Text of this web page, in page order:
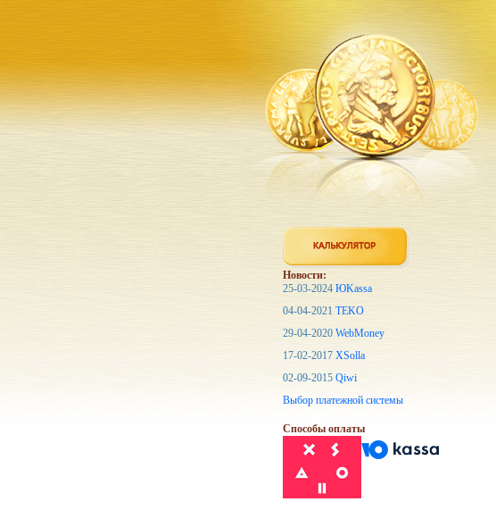
Новости:
25-03-2024 ЮKassa
04-04-2021 TEKO
29-04-2020 WebMoney
17-02-2017 XSolla
02-09-2015 Qiwi
Выбор платежной системы
Способы оплаты